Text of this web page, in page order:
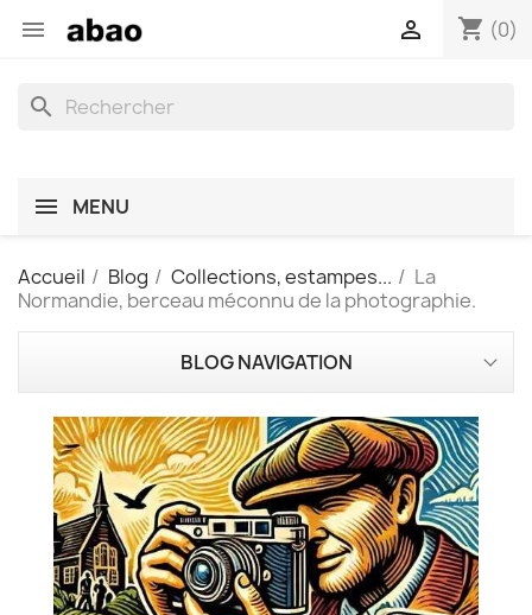
 shopping_cart (0)

search
MENU
Accueil Blog Collections, estampes...
La
Normandie, berceau méconnu de la photographie.
BLOG NAVIGATION